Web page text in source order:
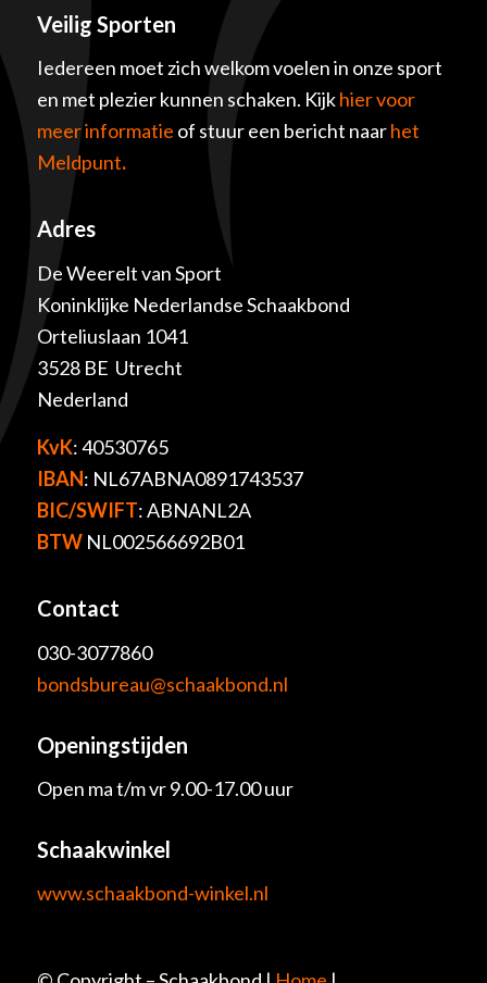
Veilig Sporten
Iedereen moet zich welkom voelen in onze sport
en met plezier kunnen schaken. Kijkhier voor
meer informatie of stuur een bericht naarhet
Meldpunt.
Adres
De Weerelt van Sport
Koninklijke Nederlandse Schaakbond
Orteliuslaan 1041
3528 BE Utrecht
Nederland
KvK: 40530765
IBAN: NL67ABNA0891743537
BIC/SWIFT: ABNANL2A
BTWNL002566692B01
Contact
030-3077860
bondsbureau@schaakbond.nl
Openingstijden
Open ma t/m vr 9.00-17.00 uur
Schaakwinkel
www.schaakbond-winkel.nl